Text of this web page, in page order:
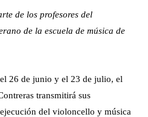
de los profesores del
de la escuela de música de
26 de junio y el 23 de julio, el
transmitirá sus
del violoncello y música